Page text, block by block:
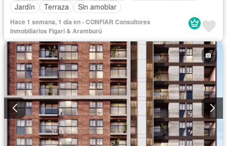
Jardín
Terraza Sin amoblar
Hace 1 semana, 1 día en - CONFIAR Consultores
Inmobiliarios Figari & Aramburú